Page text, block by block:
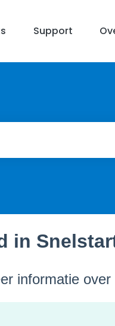
Support
in
informatie